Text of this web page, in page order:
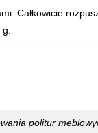
Całkowicie
g.
politur